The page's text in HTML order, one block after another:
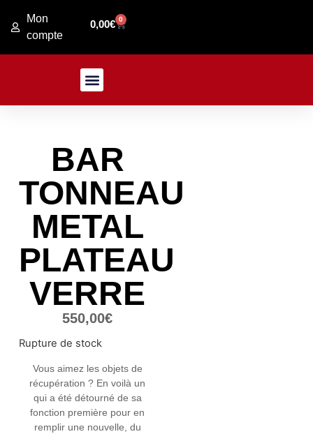
0,00€ 0
Mon
compte
BAR
TONNEAU
METAL
PLATEAU
VERRE
550,00€
Rupture de stock
Vous aimez les objets de
récupération ? En voilà un
qui a été détourné de sa
fonction première pour en
remplir une nouvelle, du